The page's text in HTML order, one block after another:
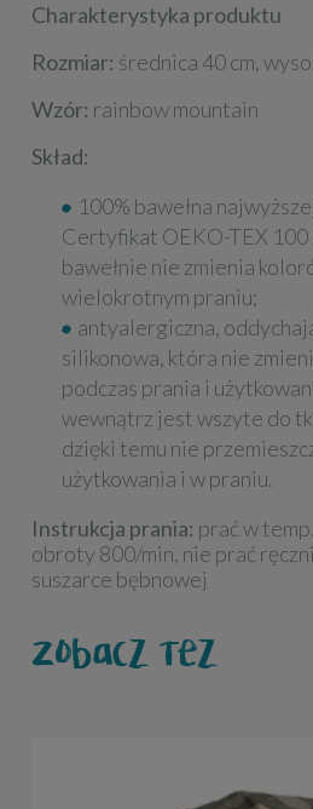
Charakterystyka produktu
Rozmiar: średnica 40 cm,
Wzór: rainbow mountain
Skład:
100% bawełna
Certyfikat OEKO-TEX 100
bawełnie nie zmienia
wielokrotnym praniu;
antyalergiczna,
silikonowa, która nie
podczas prania i
wewnątrz jest wszyte do
dzięki temu nie
użytkowania i w praniu.
Instrukcja prania: prać w
obroty 800/min, nie prać
suszarce bębnowej
Zobacz też